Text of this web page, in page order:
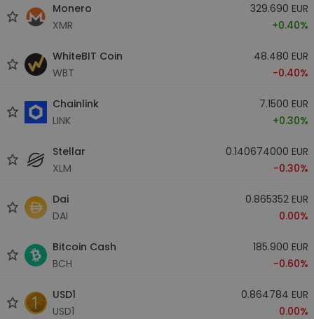
Monero
XMR
329.690 EUR
+0.40%
WhiteBIT Coin
WBT
48.480 EUR
-0.40%
Chainlink
LINK
7.1500 EUR
+0.30%
Stellar
XLM
0.140674000 EUR
-0.30%
Dai
DAI
0.865352 EUR
0.00%
Bitcoin Cash
BCH
185.900 EUR
-0.60%
USD1
USD1
0.864784 EUR
0.00%